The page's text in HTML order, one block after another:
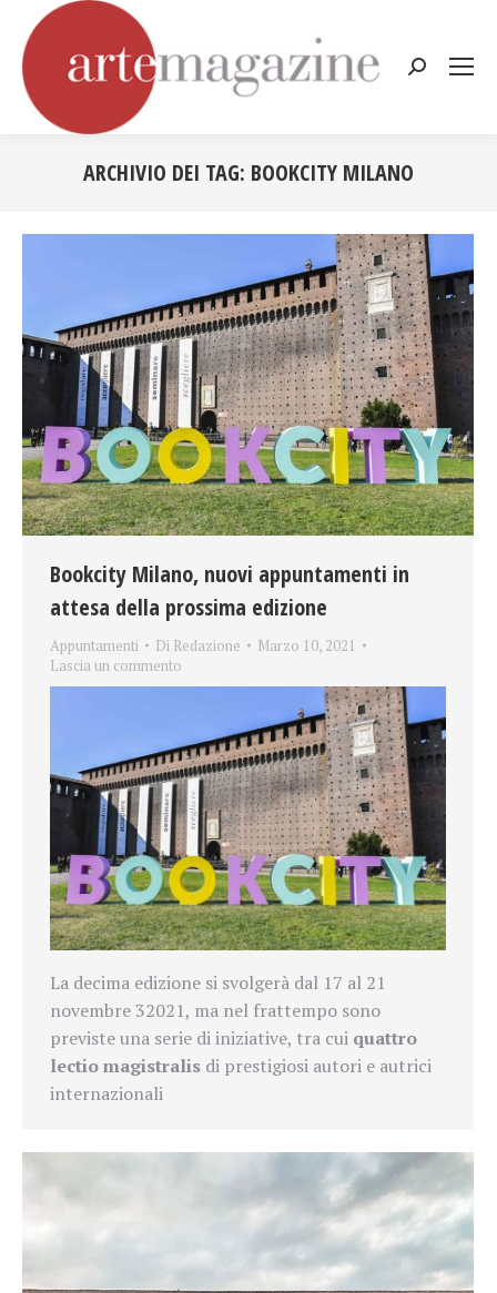
Cerca:
ARCHIVIO DEI TAG: BOOKCITY MILANO
Bookcity Milano, nuovi appuntamenti in
attesa della prossima edizione
Appuntamenti Di Redazione
Marzo 10, 2021
Lascia un commento
La decima edizione si svolgerà dal 17 al 21
novembre 32021, ma nel frattempo sono
previste una serie di iniziative, tra cui quattro
lectio magistralis di prestigiosi autori e autrici
internazionali